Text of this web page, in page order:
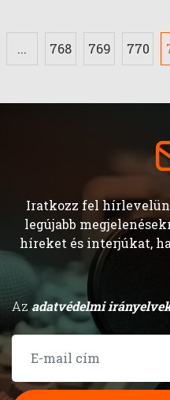
... 768 769 770
Iratkozz fel
legújabb
híreket és interjúkat,
Azadatvédelmi